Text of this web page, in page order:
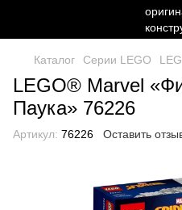
Каталог Серии LEGO
LEGO® Marvel
Паука» 76226
Артикул: 76226 Оставить